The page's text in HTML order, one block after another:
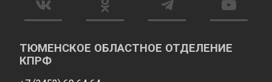
ТЮМЕНСКОЕ ОБЛАСТНОЕ ОТДЕЛЕНИЕ
КПРФ